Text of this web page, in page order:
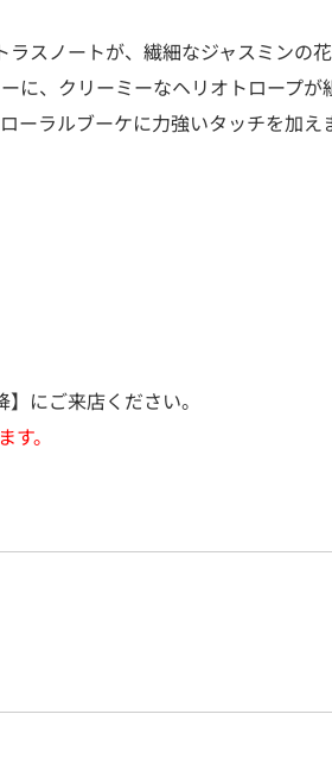
スノートが、繊細なジャスミンの
、クリーミーなヘリオトロープが
ーラルブーケに力強いタッチを加え
にご来店ください。
。